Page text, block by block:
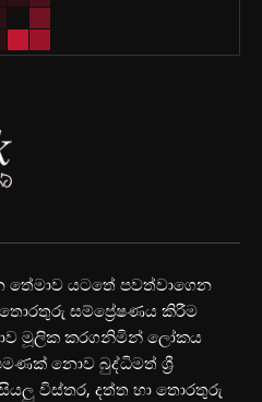
තේමාව යටතේ පවත්වාගෙන
සම්ප්‍රේෂණය කිරීම
මූලික කරගනිමින් ලෝකය
නොව බුද්ධිමත් ශ්‍රී
විස්තර, දත්ත හා තොරතුරු